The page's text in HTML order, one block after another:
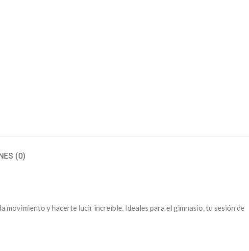
(0)
y hacerte lucir increíble. Ideales para el gimnasio, tu sesión de